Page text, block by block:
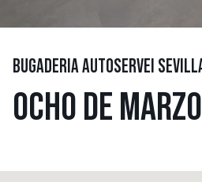
BUGADERIA AUTOSERVEI
OCHO DE